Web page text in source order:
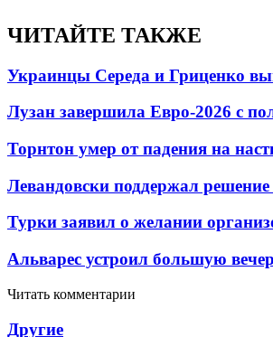
ЧИТАЙТЕ ТАКЖЕ
Украинцы Середа и Гриценко
Лузан завершила Евро-2026 с
Торнтон умер от падения на
Левандовски поддержал
Турки заявил о желании
Альварес устроил большую
Читать комментарии
Другие